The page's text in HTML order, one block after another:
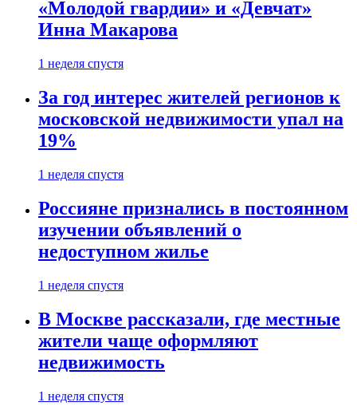
«Молодой гвардии» и «Девчат»
Инна Макарова
1 неделя спустя
За год интерес жителей регионов к
московской недвижимости упал на
19%
1 неделя спустя
Россияне признались в постоянном
изучении объявлений о
недоступном жилье
1 неделя спустя
В Москве рассказали, где местные
жители чаще оформляют
недвижимость
1 неделя спустя